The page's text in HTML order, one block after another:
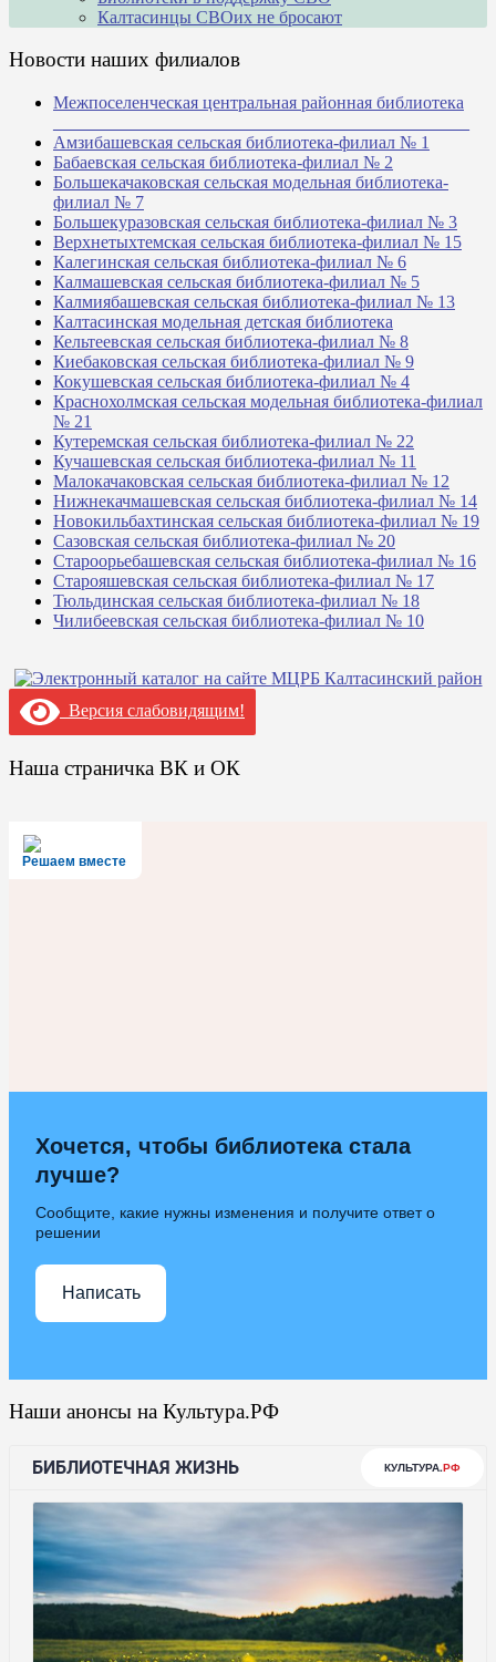
Калтасинцы СВОих не бросают
Новости наших филиалов
Межпоселенческая центральная районная библиотека
Амзибашевская сельская библиотека-филиал № 1
Бабаевская сельская библиотека-филиал № 2
Большекачаковская сельская модельная библиотека-
филиал № 7
Большекуразовская сельская библиотека-филиал № 3
Верхнетыхтемская сельская библиотека-филиал № 15
Калегинская сельская библиотека-филиал № 6
Калмашевская сельская библиотека-филиал № 5
Калмиябашевская сельская библиотека-филиал № 13
Калтасинская модельная детская библиотека
Кельтеевская сельская библиотека-филиал № 8
Киебаковская сельская библиотека-филиал № 9
Кокушевская сельская библиотека-филиал № 4
Краснохолмская сельская модельная библиотека-филиал
№ 21
Кутеремская сельская библиотека-филиал № 22
Кучашевская сельская библиотека-филиал № 11
Малокачаковская сельская библиотека-филиал № 12
Нижнекачмашевская сельская библиотека-филиал № 14
Новокильбахтинская сельская библиотека-филиал № 19
Сазовская сельская библиотека-филиал № 20
Староорьебашевская сельская библиотека-филиал № 16
Старояшевская сельская библиотека-филиал № 17
Тюльдинская сельская библиотека-филиал № 18
Чилибеевская сельская библиотека-филиал № 10
Версия слабовидящим!
Наша страничка ВК и ОК
Решаем вместе
Хочется, чтобы библиотека стала
лучше?
Сообщите, какие нужны изменения и получите ответ о
решении
Написать
Наши анонсы на Культура.РФ